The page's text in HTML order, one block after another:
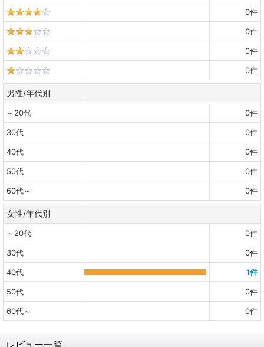
0件
0件
0件
0件
男性/年代別
～20代 0件
30代 0件
40代 0件
50代 0件
60代～ 0件
女性/年代別
～20代 0件
30代 0件
40代 1件
50代 0件
60代～ 0件
レビュー一覧